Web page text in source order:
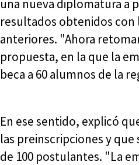
una nueva diplomatura a
resultados obtenidos con
anteriores. "Ahora
propuesta, en la que la
beca a 60 alumnos de la
En ese sentido, explicó
las preinscripciones y que
de 100 postulantes. "La